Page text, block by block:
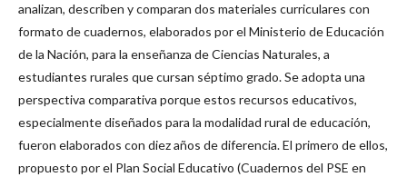
analizan, describen y comparan dos materiales curriculares con
formato de cuadernos, elaborados por el Ministerio de Educación
de la Nación, para la enseñanza de Ciencias Naturales, a
estudiantes rurales que cursan séptimo grado. Se adopta una
perspectiva comparativa porque estos recursos educativos,
especialmente diseñados para la modalidad rural de educación,
fueron elaborados con diez años de diferencia. El primero de ellos,
propuesto por el Plan Social Educativo (Cuadernos del PSE en